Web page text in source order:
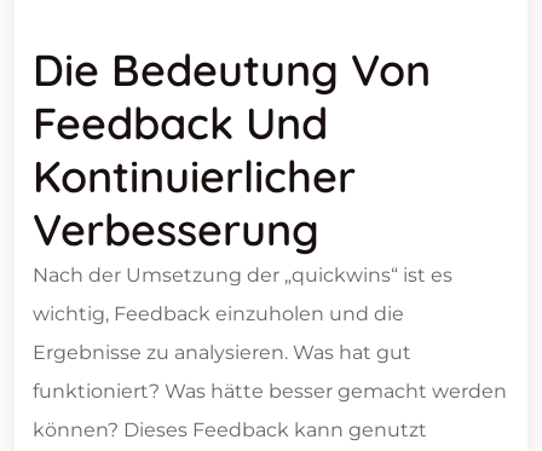
Die Bedeutung Von
Feedback Und
Kontinuierlicher
Verbesserung
Nach der Umsetzung der „quickwins“ ist es
wichtig, Feedback einzuholen und die
Ergebnisse zu analysieren. Was hat gut
funktioniert? Was hätte besser gemacht werden
können? Dieses Feedback kann genutzt